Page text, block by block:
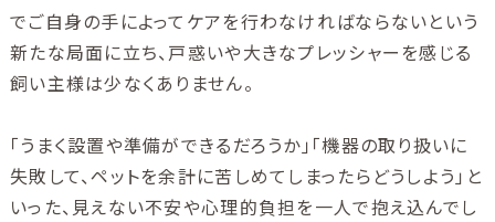
でご自身の手によってケアを行わなければならないという
新たな局面に立ち、戸惑いや大きなプレッシャーを感じる
飼い主様は少なくありません。
「うまく設置や準備ができるだろうか」「機器の取り扱いに
失敗して、ペットを余計に苦しめてしまったらどうしよう」と
いった、見えない不安や心理的負担を一人で抱え込んでし